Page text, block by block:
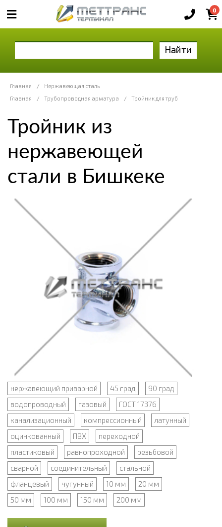
0
Найти
Главная /
Нержавеющая сталь
Главная
/ Трубопроводная арматура / Тройник для труб
Тройник из
нержавеющей
стали в Бишкеке
нержавеющий приварной 45 град
90 град
водопроводный
газовый
ГОСТ 17376
канализационный
компрессионный
латунный
оцинкованный
ПВХ
переходной
пластиковый
равнопроходной
резьбовой
сварной
соединительный
стальной
фланцевый
чугунный 10 мм
20 мм
50 мм
100 мм 150 мм 200 мм